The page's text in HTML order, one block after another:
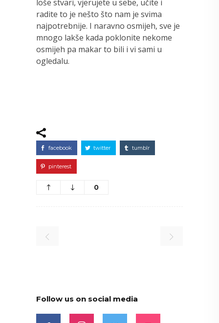
loše stvari, vjerujete u sebe, učite i
radite to je nešto što nam je svima
najpotrebnije. I naravno osmijeh, sve je
mnogo lakše kada poklonite nekome
osmijeh pa makar to bili i vi sami u
ogledalu.
facebook twitter tumblr
pinterest
0
Follow us on social media